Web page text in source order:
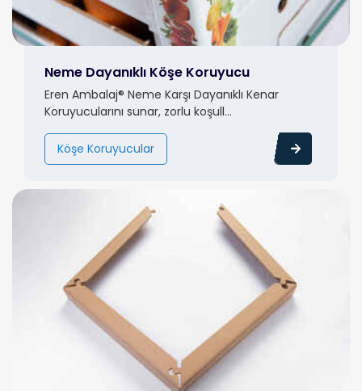
Neme Dayanıklı Köşe Koruyucu
Eren Ambalaj® Neme Karşı Dayanıklı Kenar
Koruyucularını sunar, zorlu koşull...
Köşe Koruyucular